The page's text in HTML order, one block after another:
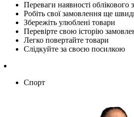
Переваги наявності облікового
Робіть свої замовлення ще
Збережіть улюблені товари
Перевірте свою історію
Легко повертайте товари
Слідкуйте за своєю посилкою
Спорт